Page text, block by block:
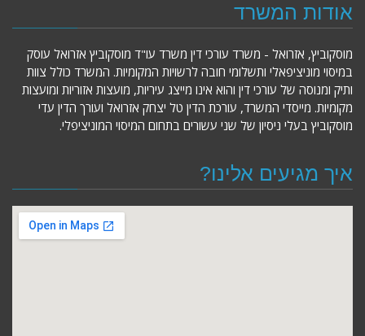
אודות המשרד
מוסקוביץ, אזרואל - משרד עורכי דין משרד עו"ד מוסקוביץ אזרואל עוסק
במיסוי מוניציפאלי ותשלומי חובה לרשויות המקומיות. המשרד כולל צוות
ותיק ומנוסה של עורכי דין והוא אינו מייצג עיריות, מועצות אזוריות ומועצות
מקומיות. מייסדי המשרד, עורכת הדין טל יצחק אזרואל ועורך הדין עדי
מוסקוביץ בעלי ניסיון של שני עשורים בתחום המיסוי המוניציפלי.
איך מגיעים אלינו?